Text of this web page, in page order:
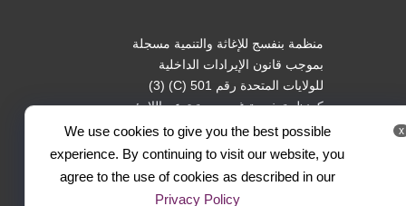
منظمة بنفسج للإغاثة والتنمية مسجلة
بموجب قانون الإيرادات الداخلية
للولايات المتحدة رقم 501 (C) (3)
كمنظمة خيرية غير ربحية تدعم اللاجئين
والأشخاص المستضعفين.
x
We use cookies to give you the best possible
experience. By continuing to visit our website, you
agree to the use of cookies as described in our
Privacy Policy